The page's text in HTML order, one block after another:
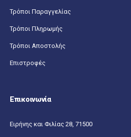
Τρόποι Παραγγελίας
Τρόποι Πληρωμής
Τρόποι Αποστολής
Επιστροφές
Επικοινωνία
Ειρήνης και Φιλίας 28, 71500